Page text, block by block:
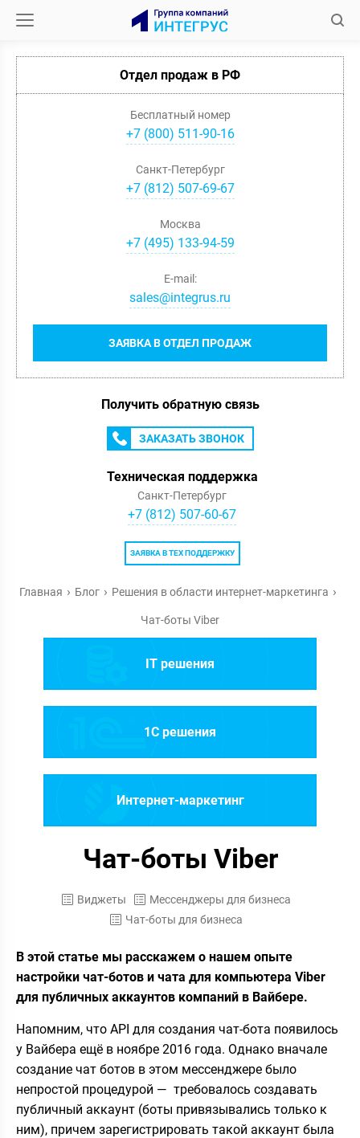
Отдел продаж в РФ
Бесплатный номер
+7 (800) 511-90-16
Санкт-Петербург
+7(812) 507-69-67
Москва
+7(495) 133-94-59
ЗАЯВКА В ОТДЕЛ ПРОДАЖ
E-mail:
sales@integrus.ru
Получить обратную связь
ЗАКАЗАТЬ ЗВОНОК
Техническая поддержка
Санкт-Петербург
+7 (812) 507-60-67
ЗАЯВКА В ТЕХ ПОДДЕРЖКУ
Главная Блог Решения в области интернет-маркетинга
Чат-боты Viber
IT решения
1C решения
Интернет-маркетинг
Чат-боты Viber
Виджеты
Мессенджеры для бизнеса
Чат-боты для бизнеса
В этой статье мы расскажем о нашем опыте
настройки чат-ботов и чата для компьютера Viber
для публичных аккаунтов компаний в Вайбере.
Напомним, что API для создания чат-бота появилось
у Вайбера ещё в ноябре 2016 года. Однако вначале
создание чат ботов в этом мессенджере было
непростой процедурой — требовалось создавать
публичный аккаунт (боты привязывались только к
ним), причем зарегистрировать такой аккаунт была